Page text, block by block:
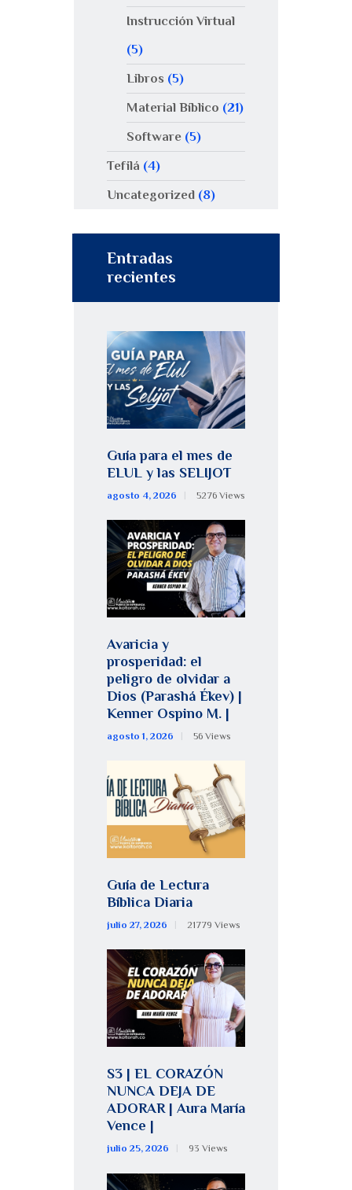
Instrucción Virtual
(5)
Libros (5)
Material Bíblico (21)
Software(5)
Tefilá (4)
Uncategorized (8)
Entradas
recientes
Guía para el mes de
ELUL y las SELIJOT
agosto 4, 2026 5276 Views
Avaricia y
prosperidad: el
peligro de olvidar a
Dios (Parashá Ékev) |
Kenner Ospino M. |
agosto 1, 2026 56 Views
Guía de Lectura
Bíblica Diaria
julio 27, 2026 21779 Views
S3 | EL CORAZÓN
NUNCA DEJA DE
ADORAR | Aura María
Vence |
julio 25, 2026 93 Views